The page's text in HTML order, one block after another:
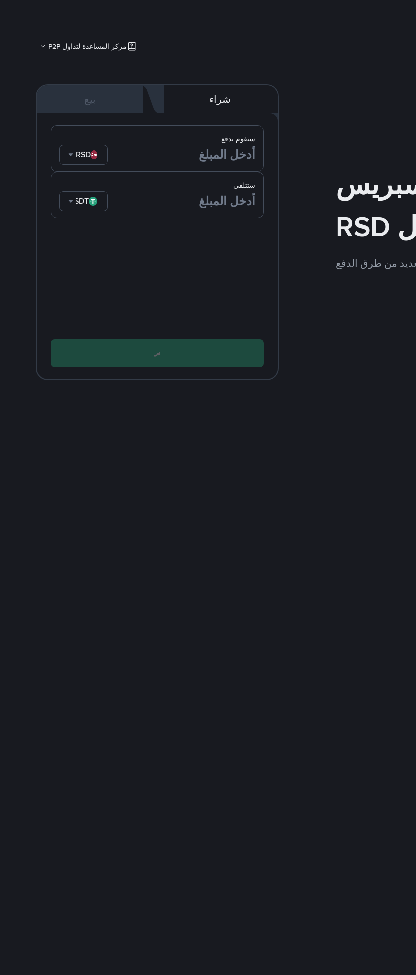
مركز المساعدة لتداول P2P
شراء بيع
ستقوم بدفع
RSD
ستتلقى
USDT